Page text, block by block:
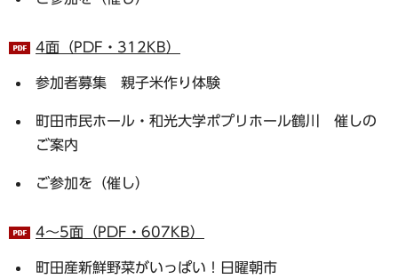
4面（PDF・312KB）
参加者募集 親子米作り体験
町田市民ホール・和光大学ポプリホール鶴川 催しの
ご案内
ご参加を（催し）
4～5面（PDF・607KB）
町田産新鮮野菜がいっぱい！日曜朝市